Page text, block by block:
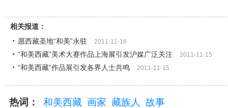
相关报道：
愿西藏圣地“和美”永驻
2011-11-16
“和美西藏”美术大赛作品上海展引发沪媒广泛关注 2011-11-15
“和美西藏”作品展引发各界人士共鸣 2011-11-15
热词： 和美西藏 画家 藏族人 故事